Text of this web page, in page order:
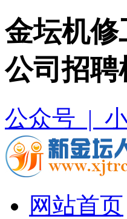
金坛机修
公司招聘
公众号 |
网站首页